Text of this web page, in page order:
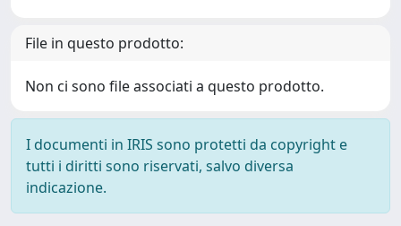
File in questo prodotto:
Non ci sono file associati a questo prodotto.
I documenti in IRIS sono protetti da copyright e
tutti i diritti sono riservati, salvo diversa
indicazione.